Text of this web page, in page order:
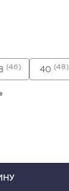
(46) 40 (48)